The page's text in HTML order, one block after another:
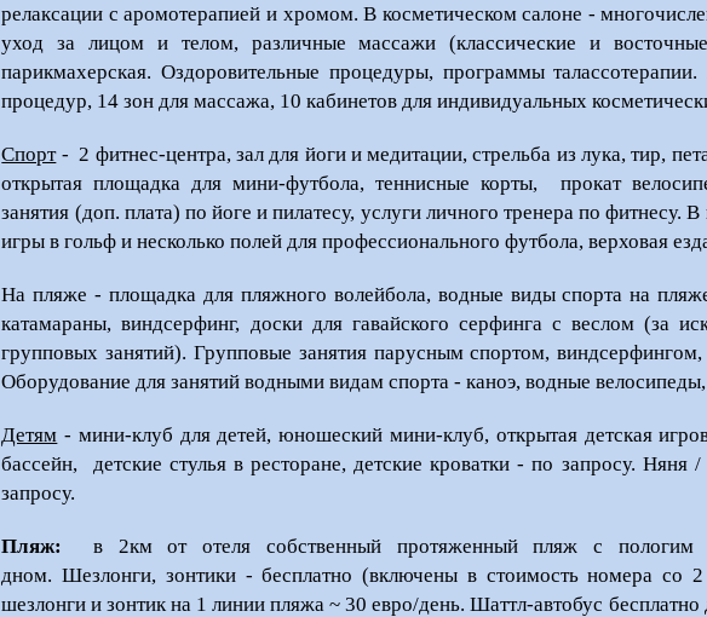
релаксации с аромотерапией и хромом. В косметическом салоне -
уход за лицом и телом, различные массажи (классические и
парикмахерская. Оздоровительные процедуры, программы
процедур, 14 зон для массажа, 10 кабинетов для индивидуальных
Спорт- 2 фитнес-центра, зал для йоги и медитации, стрельба из лука, тир,
открытая площадка для мини-футбола, теннисные корты, прокат
занятия (доп. плата) по йоге и пилатесу, услуги личного тренера по фитнесу.
игры в гольф и несколько полей для профессионального футбола, верховая
На пляже - площадка для пляжного волейбола, водные виды спорта на
катамараны, виндсерфинг, доски для гавайского серфинга с веслом (за
групповых занятий). Групповые занятия парусным спортом,
Оборудование для занятий водными видам спорта - каноэ, водные
Детям - мини-клуб для детей, юношеский мини-клуб, открытая детская
бассейн, детские стулья в ресторане, детские кроватки - по запросу.
запросу.
Пляж:
в 2км от отеля собственный протяженный пляж с
дном. Шезлонги, зонтики - бесплатно (включены в стоимость номера со
шезлонги и зонтик на 1 линии пляжа ~ 30 евро/день. Шаттл-автобус